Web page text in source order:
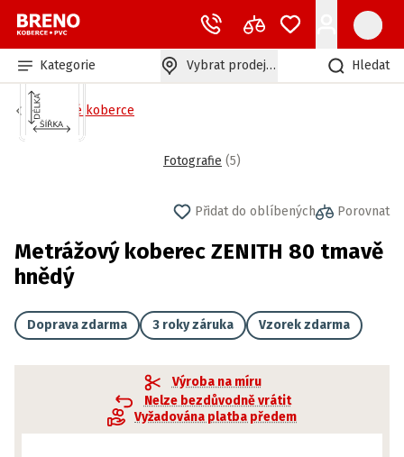
Kategorie Vybrat prodejnu Hledat
Zátěžové koberce
Fotografie (5)
Přidat do oblíbených Porovnat
Metrážový koberec ZENITH 80 tmavě
hnědý
Doprava zdarma 3 roky záruka Vzorek zdarma
Výroba na míru
Nelze bezdůvodně vrátit
Vyžadována platba předem